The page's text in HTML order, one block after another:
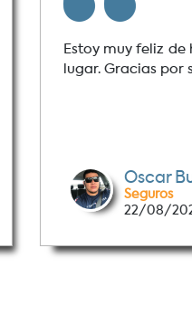
Estoy muy feliz
lugar. Gracias por
Oscar
Seguros
22/08/